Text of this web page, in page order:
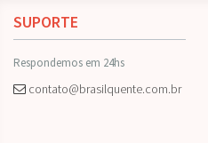
SUPORTE
Respondemos em 24hs
contato@brasilquente.com.br